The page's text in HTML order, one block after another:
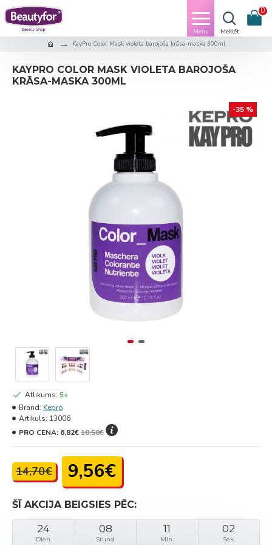
0
KayPro Color Mask violeta barojoša krāsa-maska 300ml
KAYPRO COLOR MASK VIOLETA BAROJOŠA
KRĀSA-MASKA 300ML
-35 %
ŠĪ AKCIJA BEIGSIES PĒC:
24
Dien.
08
Stund.
11
Min.
02
Sek.
14,70€ 9,56€
Atlikums: 5+
Brand: Kepro
Artikuls: 13006
PRO CENA: 6,82€10,50€